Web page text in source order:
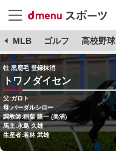
MLB ゴルフ 高校野球
牡 黒鹿毛 登録抹消
トワノダイセン
父:ガロト
母:パーダルシロー
調教師:稲葉 隆一 (美浦)
馬主:永島 久雄
生産者:若林 武雄